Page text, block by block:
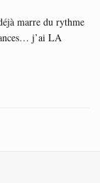
marre du rythme
j’ai LA